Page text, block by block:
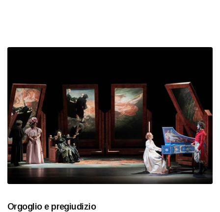
Orgoglio e pregiudizio